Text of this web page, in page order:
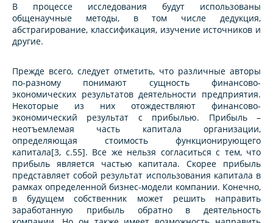
В процессе исследования будут использованы
общенаучные методы, в том числе дедукция,
абстрагирование, классификация, изучение источников и
другие.
Прежде всего, следует отметить, что различные авторы
по-разному понимают сущность финансово-
экономических результатов деятельности предприятия.
Некоторые из них отождествляют финансово-
экономический результат с прибылью. Прибыль –
неотъемлемая часть капитала организации,
определяющая стоимость функционирующего
капитала[3, c.55]. Все же нельзя согласиться с тем, что
прибыль является частью капитала. Скорее прибыль
представляет собой результат использования капитала в
рамках определенной бизнес-модели компании. Конечно,
в будущем собственник может решить направить
заработанную прибыль обратно в деятельность